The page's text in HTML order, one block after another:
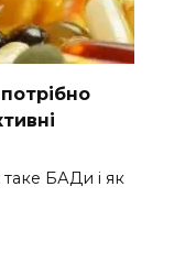
БАДи і як